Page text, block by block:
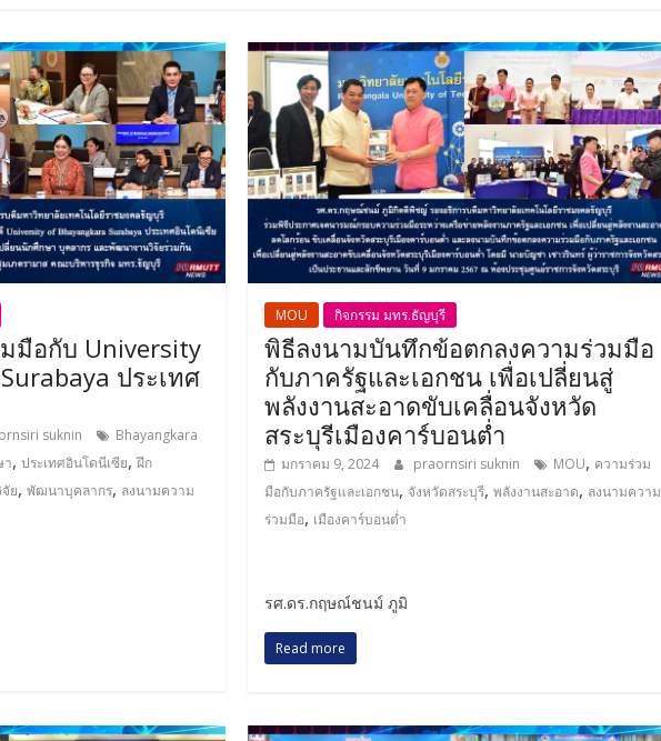
มือกับ University
ประเทศ
suknin
Bhayangkara
า, ประเทศอินโดนีเซีย,ฝึก
ย, พัฒนาบุคลากร, ลงนามความ
MOU กิจกรรม มทร.ธัญบุรี
พิธีลงนามบันทึกข้อตกลงความร่วมมือ
กับภาครัฐและเอกชน เพื่อเปลี่ยนสู่
พลังงานสะอาดขับเคลื่อนจังหวัด
สระบุรีเมืองคาร์บอนต่ำ
มกราคม 9, 2024 praornsiri suknin MOU, ความร่วม
มือกับภาครัฐและเอกชน, จังหวัดสระบุรี,พลังงานสะอาด, ลงนามความ
ร่วมมือ, เมืองคาร์บอนต่ำ
รศ.ดร.กฤษณ์ชนม์ ภูมิ
Read more